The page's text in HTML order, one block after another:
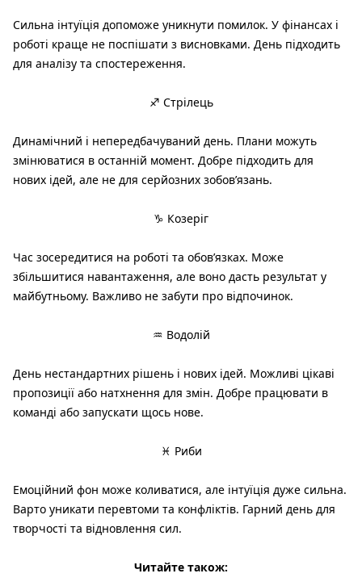
Сильна інтуїція допоможе уникнути помилок. У фінансах і
роботі краще не поспішати з висновками. День підходить
для аналізу та спостереження.
♐ Стрілець
Динамічний і непередбачуваний день. Плани можуть
змінюватися в останній момент. Добре підходить для
нових ідей, але не для серйозних зобов’язань.
♑ Козеріг
Час зосередитися на роботі та обов’язках. Може
збільшитися навантаження, але воно дасть результат у
майбутньому. Важливо не забути про відпочинок.
♒ Водолій
День нестандартних рішень і нових ідей. Можливі цікаві
пропозиції або натхнення для змін. Добре працювати в
команді або запускати щось нове.
♓ Риби
Емоційний фон може коливатися, але інтуїція дуже сильна.
Варто уникати перевтоми та конфліктів. Гарний день для
творчості та відновлення сил.
Читайте також: